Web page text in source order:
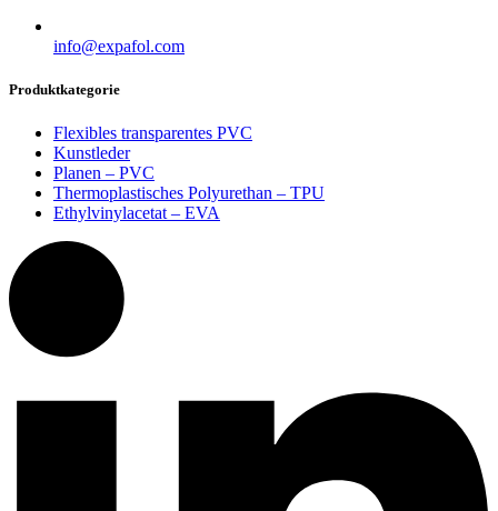
info@expafol.com
Produktkategorie
Flexibles transparentes PVC
Kunstleder
Planen – PVC
Thermoplastisches Polyurethan – TPU
Ethylvinylacetat – EVA